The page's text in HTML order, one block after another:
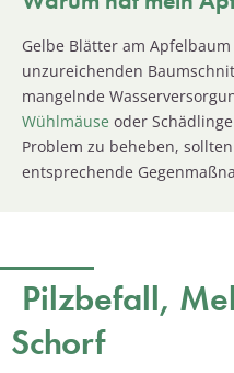
Gelbe Blätter am
unzureichenden
mangelnde
Wühlmäuse oder
Problem zu beheben,
entsprechende
Pilzbefall,
Schorf